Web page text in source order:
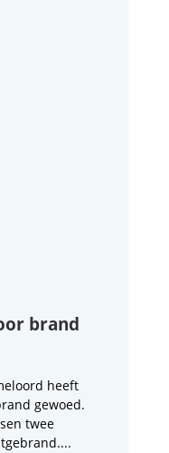
brand
heeft
gewoed.
twee